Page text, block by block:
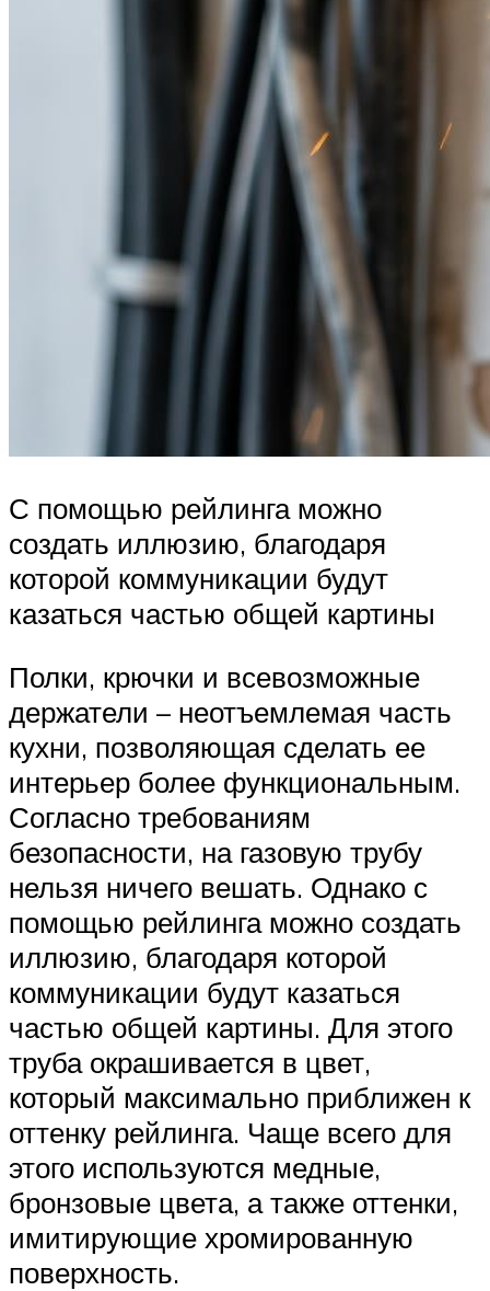
С помощью рейлинга можно
создать иллюзию, благодаря
которой коммуникации будут
казаться частью общей картины
Полки, крючки и всевозможные
держатели – неотъемлемая часть
кухни, позволяющая сделать ее
интерьер более функциональным.
Согласно требованиям
безопасности, на газовую трубу
нельзя ничего вешать. Однако с
помощью рейлинга можно создать
иллюзию, благодаря которой
коммуникации будут казаться
частью общей картины. Для этого
труба окрашивается в цвет,
который максимально приближен к
оттенку рейлинга. Чаще всего для
этого используются медные,
бронзовые цвета, а также оттенки,
имитирующие хромированную
поверхность.